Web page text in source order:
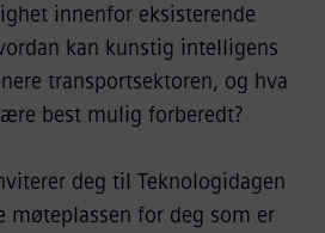
innenfor eksisterende
kan kunstig intelligens
transportsektoren, og hva
best mulig forberedt?
deg til Teknologidagen
møteplassen for deg som er